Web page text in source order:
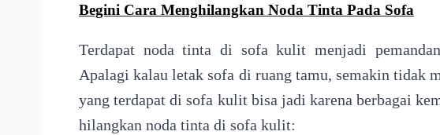
Begini Cara Menghilangkan Noda Tinta Pada Sofa
Terdapat noda tinta di sofa kulit menjadi
Apalagi kalau letak sofa di ruang tamu, semakin tidak
yang terdapat di sofa kulit bisa jadi karena berbagai
hilangkan noda tinta di sofa kulit: